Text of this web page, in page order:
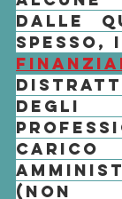
dalle
spesso, i
degli
carico
(non